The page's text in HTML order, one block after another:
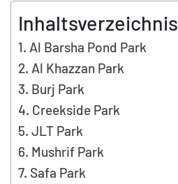
Inhaltsverzeichnis
Al Barsha Pond Park
Al Khazzan Park
Burj Park
Creekside Park
JLT Park
Mushrif Park
Safa Park